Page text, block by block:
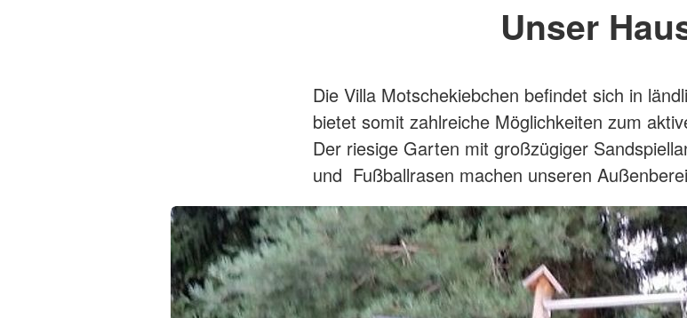
Unser
Die Villa Motschekiebchen befindet sich in
bietet somit zahlreiche Möglichkeiten zum
Der riesige Garten mit großzügiger
und Fußballrasen machen unseren